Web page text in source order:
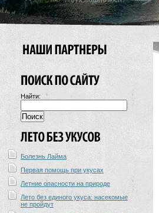
Найти:
Болезнь Лайма
Первая помощь при укусах
Летние опасности на природе
Лето без единого укуса: насекомые
не пройдут